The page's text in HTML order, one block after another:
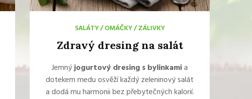
SALÁTY/OMÁČKY/ZÁLIVKY
Zdravý dresing na salát
Jemnýjogurtový dresing s bylinkamia
dotekem medu osvěží každý zeleninový salát
a dodá mu harmonii bez přebytečných kalorií.